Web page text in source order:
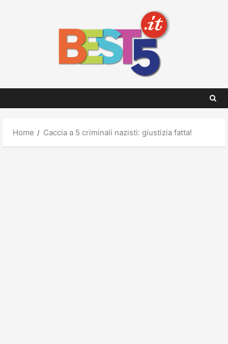
Home Caccia a 5 criminali nazisti: giustizia fatta!